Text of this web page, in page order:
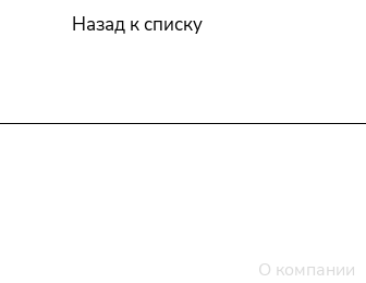
Назад к списку
О компании